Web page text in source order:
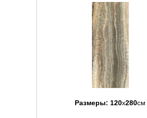
Размеры: 120x280см